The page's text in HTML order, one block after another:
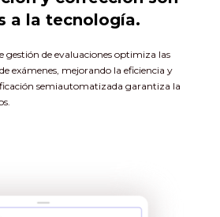
a la tecnología.
gestión de evaluaciones optimiza las
exámenes, mejorando la eficiencia y
semiautomatizada garantiza la